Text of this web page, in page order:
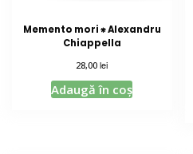
Memento mori ⁕ Alexandru
Chiappella
28,00lei
Adaugă în coș